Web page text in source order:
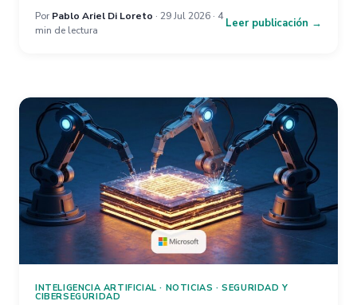
Por Pablo Ariel Di Loreto · 29 Jul 2026 · 4
min de lectura
Leer publicación →
INTELIGENCIA ARTIFICIAL · NOTICIAS ·SEGURIDAD Y
CIBERSEGURIDAD